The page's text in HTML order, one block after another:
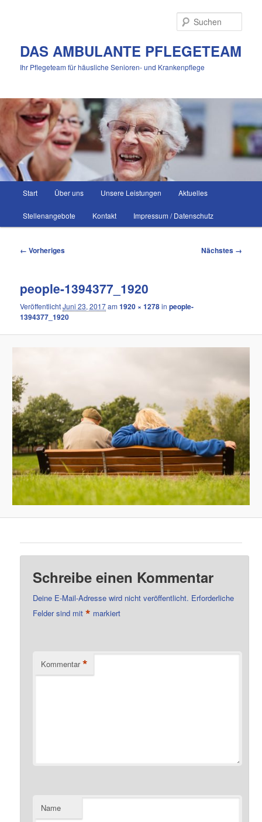
DAS AMBULANTE PFLEGETEAM
Ihr Pflegeteam für häusliche Senioren- und Krankenpflege
Start Über uns Unsere Leistungen Aktuelles
Stellenangebote Kontakt Impressum / Datenschutz
Bilder-
← Vorheriges Nächstes →
people-1394377_1920
VeröffentlichtJuni 23, 2017am1920 × 1278inpeople-
1394377_1920
Schreibe einen Kommentar
Deine E-Mail-Adresse wird nicht veröffentlicht. Erforderliche
Felder sind mit* markiert
Kommentar *
Name